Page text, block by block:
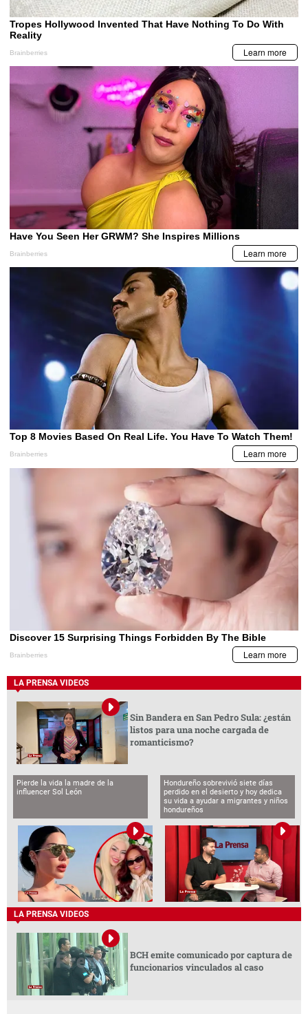
LA PRENSA VIDEOS
Sin Bandera en San Pedro Sula: ¿están
listos para una noche cargada de
romanticismo?
Pierde la vida la madre de la
influencer Sol León
Hondureño sobrevivió siete días
perdido en el desierto y hoy dedica
su vida a ayudar a migrantes y niños
hondureños
LA PRENSA VIDEOS
BCH emite comunicado por captura de
funcionarios vinculados al caso